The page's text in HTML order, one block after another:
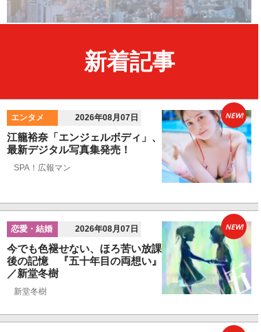
新着記事
エンタメ 2026年08月07日
江籠裕奈「エンジェルボディ」、
最新デジタル写真集発売！
SPA！広報マン
NEW!
恋愛・結婚 2026年08月07日
今でも色褪せない、ほろ苦い放課
後の記憶 『五十年目の両想い』
／新堂冬樹
新堂冬樹
NEW!